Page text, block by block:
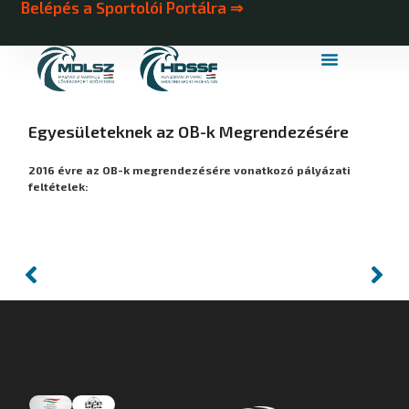
Belépés a Sportolói Portálra ⇒
Egyesületeknek az OB-k Megrendezésére
2016 évre az OB-k megrendezésére vonatkozó pályázati
feltételek: